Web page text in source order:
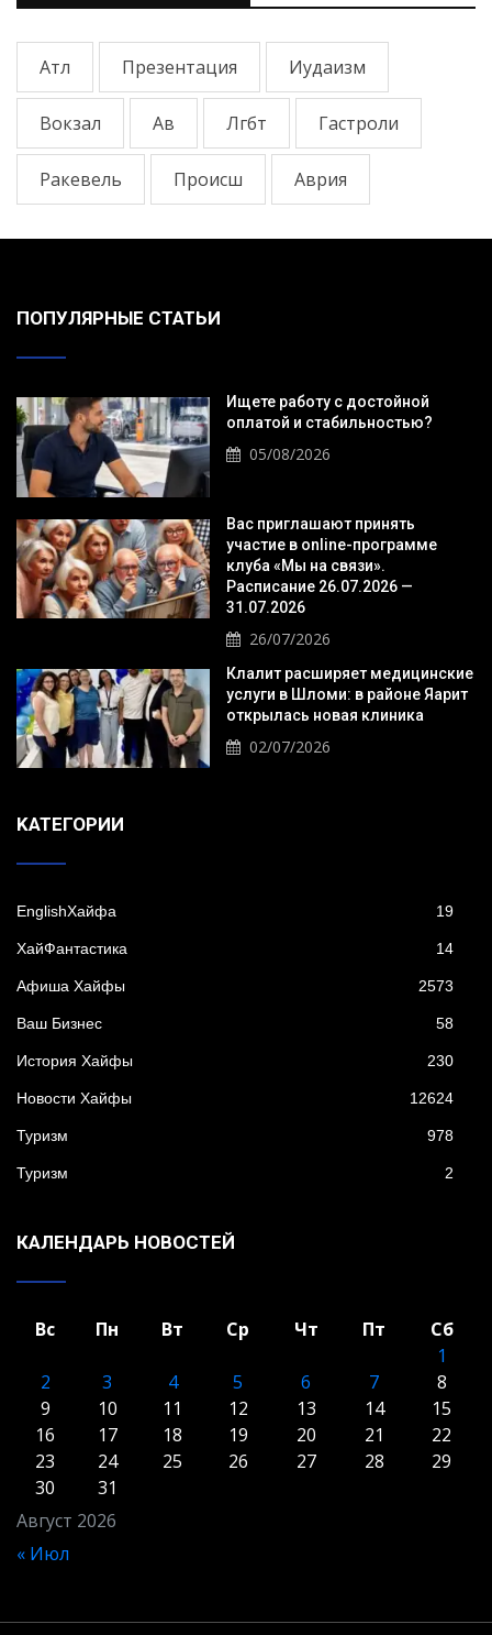
Атл Презентация Иудаизм
Вокзал Ав Лгбт Гастроли
Ракевель Происш Аврия
ПОПУЛЯРНЫЕ СТАТЬИ
Ищете работу с достойной
оплатой и стабильностью?
05/08/2026
Вас приглашают принять
участие в online-программе
клуба «Мы на связи».
Расписание 26.07.2026 —
31.07.2026
26/07/2026
Клалит расширяет медицинские
услуги в Шломи: в районе Яарит
открылась новая клиника
02/07/2026
KАТЕГОРИИ
EnglishХайфа 19
XайФантастика 14
Афиша Хайфы 2573
Ваш Бизнес 58
История Хайфы 230
Новости Хайфы 12624
Туризм 978
Туризм 2
КАЛЕНДАРЬ НОВОСТЕЙ
Август 2026
Вс Пн Вт Ср Чт Пт
Сб
1
2
3 4 5 6 7
8
9
10 11 12 13 14
15
16
17 18 19 20 21
22
23
24 25 26 27 28
29
30
31
« Июл